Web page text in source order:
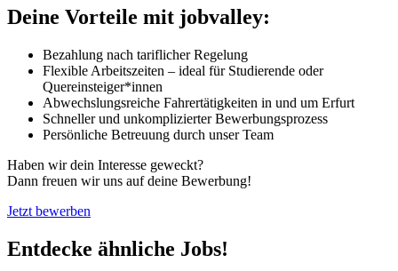
Deine Vorteile mit jobvalley:
Bezahlung nach tariflicher Regelung
Flexible Arbeitszeiten – ideal für Studierende oder
Quereinsteiger*innen
Abwechslungsreiche Fahrertätigkeiten in und um Erfurt
Schneller und unkomplizierter Bewerbungsprozess
Persönliche Betreuung durch unser Team
Haben wir dein Interesse geweckt?
Dann freuen wir uns auf deine Bewerbung!
Jetzt bewerben
Entdecke ähnliche Jobs!